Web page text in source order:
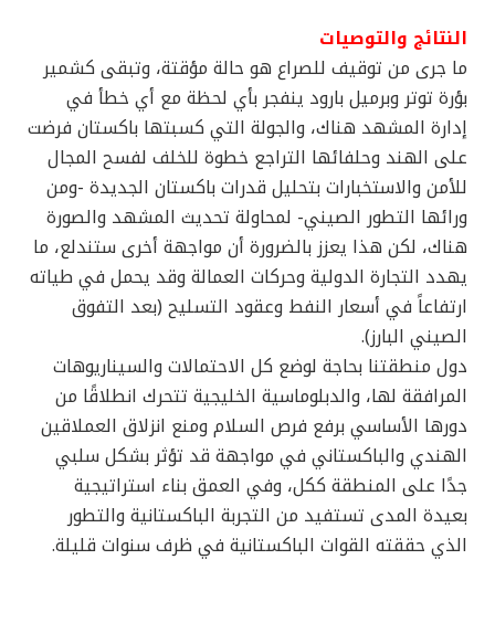
النتائج والتوصيات
ما جرى من توقيف للصراع هو حالة مؤقتة، وتبقى كشمير
بؤرة توتر وبرميل بارود ينفجر بأي لحظة مع أي خطأ في
إدارة المشهد هناك، والجولة التي كسبتها باكستان فرضت
على الهند وحلفائها التراجع خطوة للخلف لفسح المجال
للأمن والاستخبارات بتحليل قدرات باكستان الجديدة -ومن
ورائها التطور الصيني- لمحاولة تحديث المشهد والصورة
هناك، لكن هذا يعزز بالضرورة أن مواجهة أخرى ستندلع، ما
يهدد التجارة الدولية وحركات العمالة وقد يحمل في طياته
ارتفاعاً في أسعار النفط وعقود التسليح (بعد التفوق
الصيني البارز).
دول منطقتنا بحاجة لوضع كل الاحتمالات والسيناريوهات
المرافقة لها، والدبلوماسية الخليجية تتحرك انطلاقًا من
دورها الأساسي برفع فرص السلام ومنع انزلاق العملاقين
الهندي والباكستاني في مواجهة قد تؤثر بشكل سلبي
جدًا على المنطقة ككل، وفي العمق بناء استراتيجية
بعيدة المدى تستفيد من التجربة الباكستانية والتطور
الذي حققته القوات الباكستانية في ظرف سنوات قليلة.